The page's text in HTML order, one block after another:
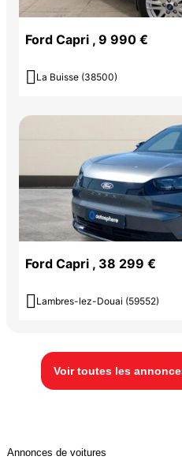
Ford Capri , 9 990 €
 La Buisse (38500)
Ford Capri , 38 299 €
 Lambres-lez-Douai (59552)
Voir toutes les
Annonces de voitures